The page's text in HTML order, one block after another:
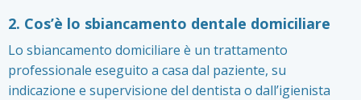
2. Cos’è lo sbiancamento dentale domiciliare
Lo sbiancamento domiciliare è un trattamento
professionale eseguito a casa dal paziente, su
indicazione e supervisione del dentista o dall’igienista